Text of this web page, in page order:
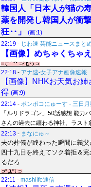
韓国人「日本人が猫の
薬を開発し韓国人が衝
狂‥」
(画:1)
22:19 - じわ速 芸能ニュースまと
【画像】めちゃくちゃ
22:18 - アナ速‐女子アナ画像速報
【画像】NHKお天気お
得 (画:9)
22:14 - ポンポコにゅーす - 三日
「ルリドラゴン」50話感想 能力
さんの過去に纏わる神社。ラスト
22:13 - まなにゅ～
夫の葬儀が終わった瞬間に義
四十九日を終えてソク着拒＆
るだろ
22:11 - mashlife通信